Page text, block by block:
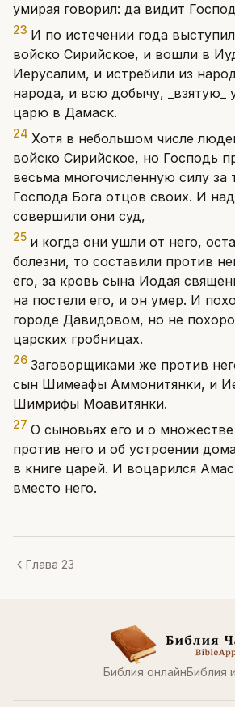
умирая говорил: да видит
23 И по истечении года
войско Сирийское, и вошли в
Иерусалим, и истребили из
народа, и всю добычу, _взятую_
царю в Дамаск.
24 Хотя в небольшом числе
войско Сирийское, но Господь
весьма многочисленную силу за
Господа Бога отцов своих. И
совершили они суд,
25 и когда они ушли от него,
болезни, то составили против
его, за кровь сына Иодая
на постели его, и он умер. И
городе Давидовом, но не
царских гробницах.
26 Заговорщиками же против
сын Шимеафы Аммонитянки, и
Шимрифы Моавитянки.
27 О сыновьях его и о
против него и об устроении
в книге царей. И воцарился
вместо него.
Глава 23
Библия онлайнБиблия